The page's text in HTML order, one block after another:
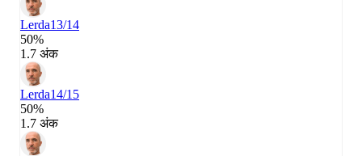
Lerda13/14
50%
1.7 अंक
Lerda14/15
50%
1.7 अंक